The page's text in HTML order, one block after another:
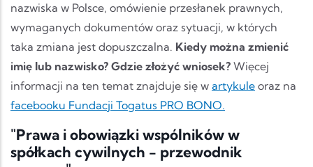
nazwiska w Polsce, omówienie przesłanek prawnych,
wymaganych dokumentów oraz sytuacji, w których
taka zmiana jest dopuszczalna. Kiedy można zmienić
imię lub nazwisko? Gdzie złożyć wniosek? Więcej
informacji na ten temat znajduje się w artykule oraz na
facebooku Fundacji Togatus PRO BONO.
"Prawa i obowiązki wspólników w
spółkach cywilnych - przewodnik